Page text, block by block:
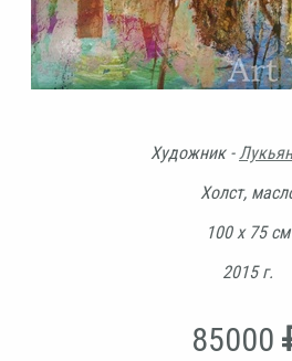
Художник -
Холст,
100 х 75 см
2015 г.
85000